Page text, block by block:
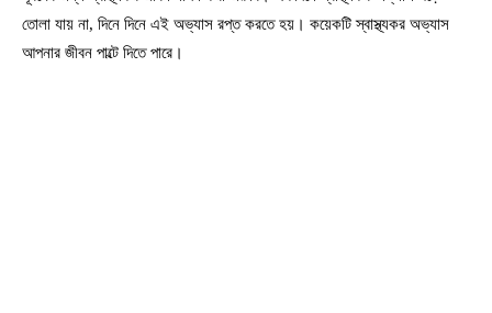
তোলা যায় না, দিনে দিনে এই অভ্যাস রপ্ত করতে হয়। কয়েকটি স্বাস্থ্যকর অভ্যাস
আপনার জীবন পাল্টে দিতে পারে।